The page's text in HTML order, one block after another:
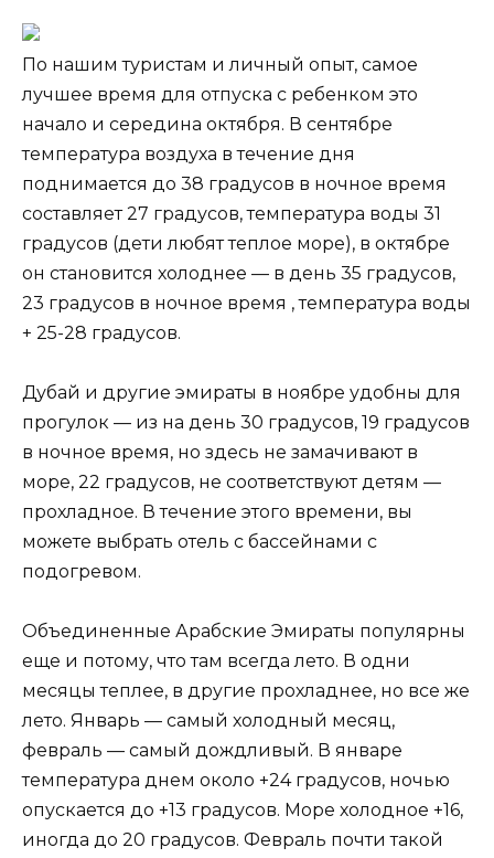
По нашим туристам и личный опыт, самое
лучшее время для отпуска с ребенком это
начало и середина октября. В сентябре
температура воздуха в течение дня
поднимается до 38 градусов в ночное время
составляет 27 градусов, температура воды 31
градусов (дети любят теплое море), в октябре
он становится холоднее — в день 35 градусов,
23 градусов в ночное время , температура воды
+ 25-28 градусов.
Дубай и другие эмираты в ноябре удобны для
прогулок — из на день 30 градусов, 19 градусов
в ночное время, но здесь не замачивают в
море, 22 градусов, не соответствуют детям —
прохладное. В течение этого времени, вы
можете выбрать отель с бассейнами с
подогревом.
Объединенные Арабские Эмираты популярны
еще и потому, что там всегда лето. В одни
месяцы теплее, в другие прохладнее, но все же
лето. Январь — самый холодный месяц,
февраль — самый дождливый. В январе
температура днем ​​около +24 градусов, ночью
опускается до +13 градусов. Море холодное +16,
иногда до 20 градусов. Февраль почти такой